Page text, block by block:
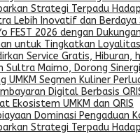
Strategi Terpadu
Lebih Inovatif dan Berdaya
FEST 2026 dengan
untuk Tingkatkan
Service Gratis, Hiburan,
Sultra Maimo, Dorong
Segmen Kuliner
Digital Berbasis
Ekosistem UMKM dan QRIS
Dominasi Pengaduan
Strategi Terpadu